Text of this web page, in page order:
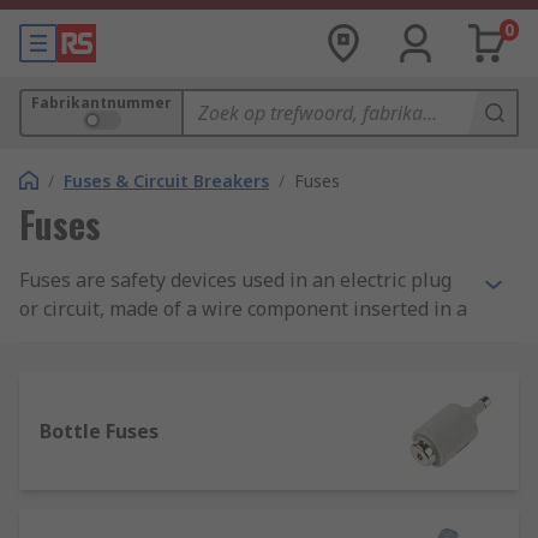
0
Fabrikantnummer
/ Fuses & Circuit Breakers / Fuses
Fuses
Fuses are safety devices used in an electric plug
or circuit, made of a wire component inserted in a
wire inserted in the housing whenever there is a
fault, consequently interrupting the electrical
Bottle Fuses